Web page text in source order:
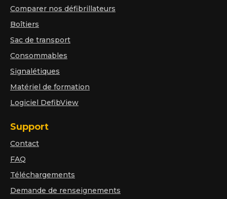
Comparer nos défibrillateurs
Boîtiers
Sac de transport
Consommables
Signalétiques
Matériel de formation
Logiciel DefibView
Support
Contact
FAQ
Téléchargements
Demande de renseignements